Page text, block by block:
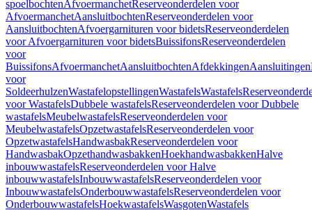
spoelbochtenAfvoermanchetReserveonderdelen voor
AfvoermanchetAansluitbochtenReserveonderdelen voor
AansluitbochtenAfvoergarnituren voor bidetsReserveonderdelen
voor Afvoergarnituren voor bidetsBuissifonsReserveonderdelen
voor
BuissifonsAfvoermanchetAansluitbochtenAfdekkingenAansluitingen
voor
SoldeerhulzenWastafelopstellingenWastafelsWastafels
voor WastafelsDubbele wastafelsReserveonderdelen voor Dubbele
wastafelsMeubelwastafelsReserveonderdelen voor
MeubelwastafelsOpzetwastafelsReserveonderdelen voor
OpzetwastafelsHandwasbakReserveonderdelen voor
HandwasbakOpzethandwasbakkenHoekhandwasbakkenHalve
inbouwwastafelsReserveonderdelen voor Halve
inbouwwastafelsInbouwwastafelsReserveonderdelen voor
InbouwwastafelsOnderbouwwastafelsReserveonderdelen voor
OnderbouwwastafelsHoekwastafelsWasgotenWastafels